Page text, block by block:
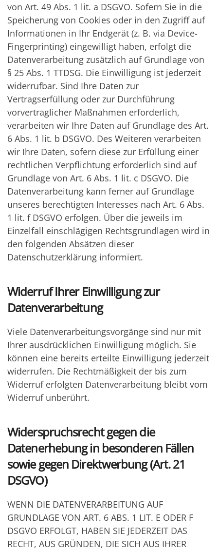
von Art. 49 Abs. 1 lit. a DSGVO. Sofern Sie in die
Speicherung von Cookies oder in den Zugriff auf
Informationen in Ihr Endgerät (z. B. via Device-
Fingerprinting) eingewilligt haben, erfolgt die
Datenverarbeitung zusätzlich auf Grundlage von
§ 25 Abs. 1 TTDSG. Die Einwilligung ist jederzeit
widerrufbar. Sind Ihre Daten zur
Vertragserfüllung oder zur Durchführung
vorvertraglicher Maßnahmen erforderlich,
verarbeiten wir Ihre Daten auf Grundlage des Art.
6 Abs. 1 lit. b DSGVO. Des Weiteren verarbeiten
wir Ihre Daten, sofern diese zur Erfüllung einer
rechtlichen Verpflichtung erforderlich sind auf
Grundlage von Art. 6 Abs. 1 lit. c DSGVO. Die
Datenverarbeitung kann ferner auf Grundlage
unseres berechtigten Interesses nach Art. 6 Abs.
1 lit. f DSGVO erfolgen. Über die jeweils im
Einzelfall einschlägigen Rechtsgrundlagen wird in
den folgenden Absätzen dieser
Datenschutzerklärung informiert.
Widerruf Ihrer Einwilligung zur
Datenverarbeitung
Viele Datenverarbeitungsvorgänge sind nur mit
Ihrer ausdrücklichen Einwilligung möglich. Sie
können eine bereits erteilte Einwilligung jederzeit
widerrufen. Die Rechtmäßigkeit der bis zum
Widerruf erfolgten Datenverarbeitung bleibt vom
Widerruf unberührt.
Widerspruchsrecht gegen die
Datenerhebung in besonderen Fällen
sowie gegen Direktwerbung (Art. 21
DSGVO)
WENN DIE DATENVERARBEITUNG AUF
GRUNDLAGE VON ART. 6 ABS. 1 LIT. E ODER F
DSGVO ERFOLGT, HABEN SIE JEDERZEIT DAS
RECHT, AUS GRÜNDEN, DIE SICH AUS IHRER